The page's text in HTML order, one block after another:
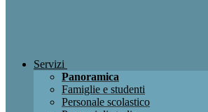
Servizi
Panoramica
Famiglie e studenti
Personale scolastico